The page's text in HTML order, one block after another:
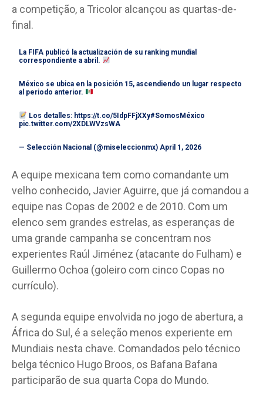
a competição, a Tricolor alcançou as quartas-de-
final.
La FIFA publicó la actualización de su ranking mundial
correspondiente a abril.
México se ubica en la posición 15, ascendiendo un lugar respecto
al periodo anterior.
Los detalles: https://t.co/5IdpFFjXXy#SomosMéxico
pic.twitter.com/2XDLWVzsWA
— Selección Nacional (@miseleccionmx)April 1, 2026
A equipe mexicana tem como comandante um
velho conhecido, Javier Aguirre, que já comandou a
equipe nas Copas de 2002 e de 2010. Com um
elenco sem grandes estrelas, as esperanças de
uma grande campanha se concentram nos
experientes Raúl Jiménez (atacante do Fulham) e
Guillermo Ochoa (goleiro com cinco Copas no
currículo).
A segunda equipe envolvida no jogo de abertura, a
África do Sul, é a seleção menos experiente em
Mundiais nesta chave. Comandados pelo técnico
belga técnico Hugo Broos, os Bafana Bafana
participarão de sua quarta Copa do Mundo.